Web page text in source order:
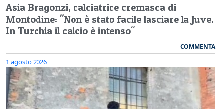
Asia Bragonzi, calciatrice cremasca di
Montodine: "Non è stato facile lasciare la Juve.
In Turchia il calcio è intenso"
COMMENTA
1 agosto 2026